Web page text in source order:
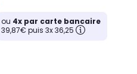
ou 4x par carte bancaire
39,87€ puis 3x 36,25